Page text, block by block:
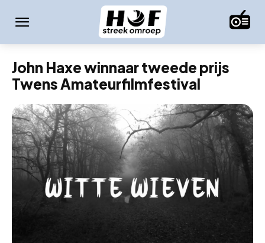
John Haxe winnaar tweede prijs
Twens Amateurfilmfestival